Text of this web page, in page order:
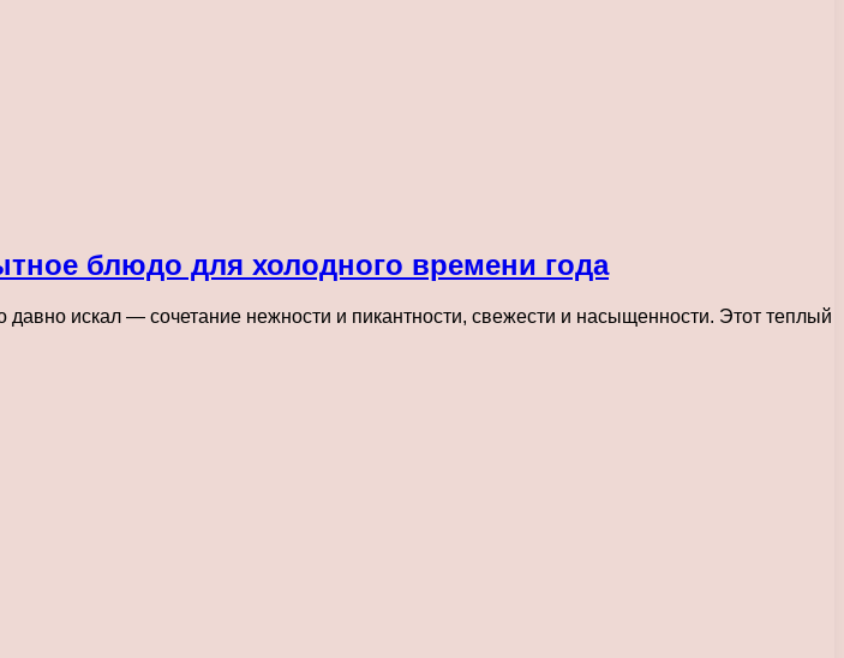
блюдо для холодного времени года
искал — сочетание нежности и пикантности, свежести и насыщенности. Этот теплый